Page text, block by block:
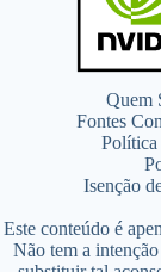
Quem
Fontes
Isenção
Este conteúdo é
Não tem a